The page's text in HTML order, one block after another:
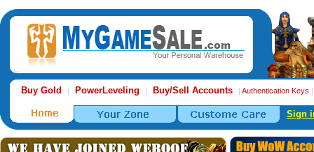
Buy Gold | PowerLeveling | Buy/Sell Accounts | Authentication Keys
Sign